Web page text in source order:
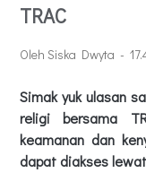
TRAC
Oleh Siska Dwyta
Simak yuk ulasan
religi bersama
keamanan dan
dapat diakses